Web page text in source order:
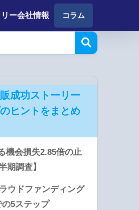
ー会社情報 コラム
成功ストーリー
ヒントをまとめ
機会損失2.85倍の止
期調査】
ウドファンディング
5ステップ